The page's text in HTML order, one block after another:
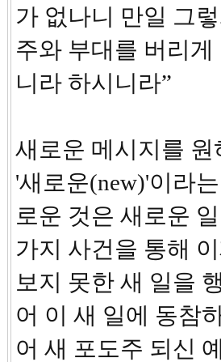
가 없나니 만일 그
주와 부대를 버리
니라 하시니라”
새로운 메시지를
'새로운(new)'이라
로운 것은 새로운
가지 사건을 통해
보지 못한 새 일을
어 이 새 일에 동참
어 새 포도주 되신